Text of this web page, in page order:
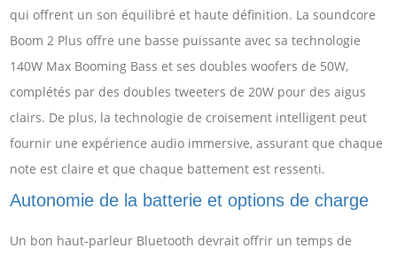
qui offrent un son équilibré et haute définition. La soundcore
Boom 2 Plus offre une basse puissante avec sa technologie
140W Max Booming Bass et ses doubles woofers de 50W,
complétés par des doubles tweeters de 20W pour des aigus
clairs. De plus, la technologie de croisement intelligent peut
fournir une expérience audio immersive, assurant que chaque
note est claire et que chaque battement est ressenti.
Autonomie de la batterie et options de charge
Un bon haut-parleur Bluetooth devrait offrir un temps de